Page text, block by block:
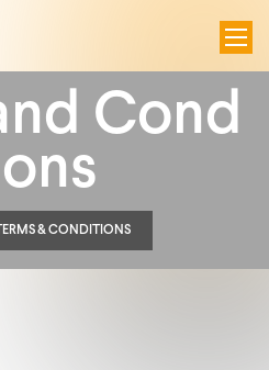
Cond
& CONDITIONS